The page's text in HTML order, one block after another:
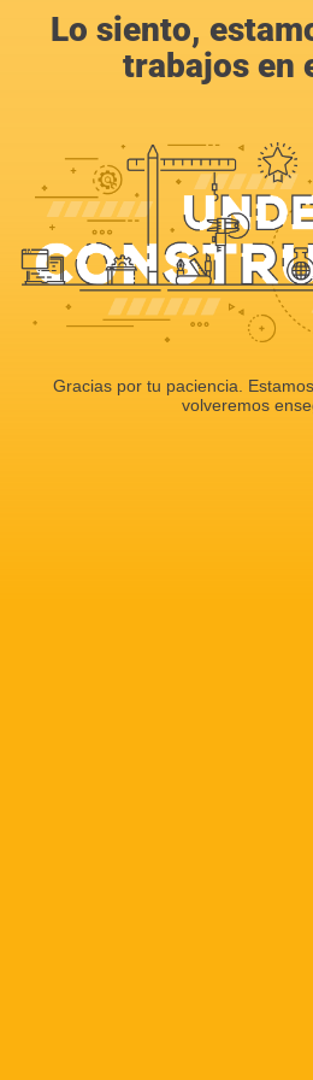
Lo siento,
trabajos en
Gracias por tu paciencia.
volveremos